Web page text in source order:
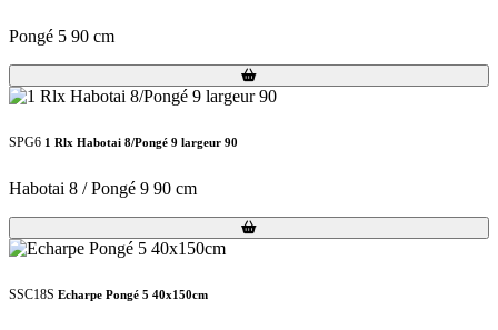
Pongé 5 90 cm
Loading...
Loading...
SPG6 1 Rlx Habotai 8/Pongé 9 largeur 90
Habotai 8 / Pongé 9 90 cm
Loading...
Loading...
SSC18S Echarpe Pongé 5 40x150cm